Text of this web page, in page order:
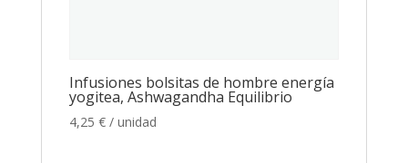
Infusiones bolsitas de hombre energía
yogitea, Ashwagandha Equilibrio
4,25 € / unidad